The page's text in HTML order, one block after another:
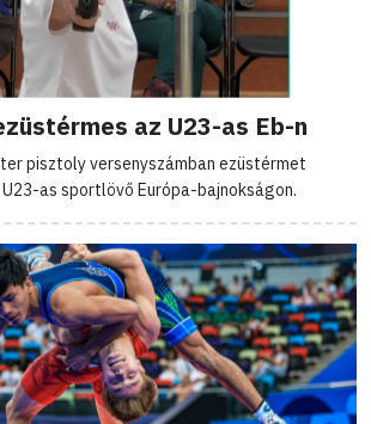
az U23-as Eb-n
pisztoly versenyszámban ezüstérmet
as sportlövő Európa-bajnokságon.